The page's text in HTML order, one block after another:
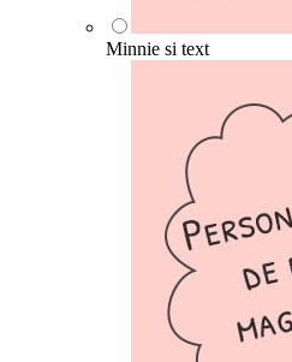
Minnie si text